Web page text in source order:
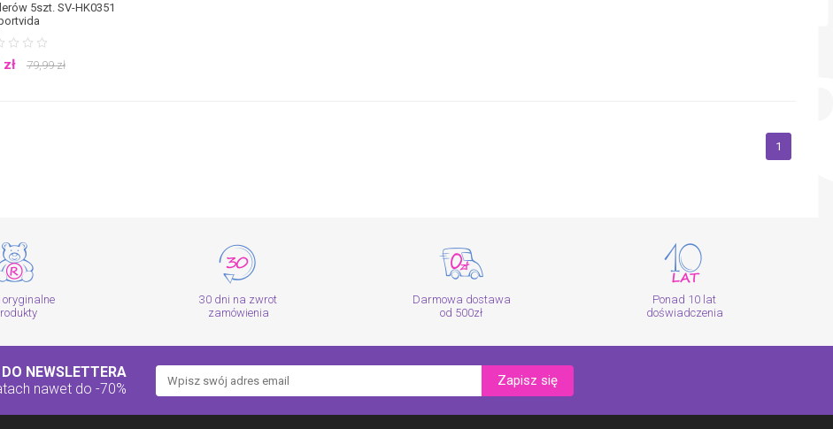
5szt. SV-HK0351
zł 79,99zł
1
oryginalne
30 dni na zwrot
zamówienia
Darmowa dostawa
od 500zł
Ponad 10 lat
doświadczenia
NEWSLETTERA
nawet do -70%
Zapisz się